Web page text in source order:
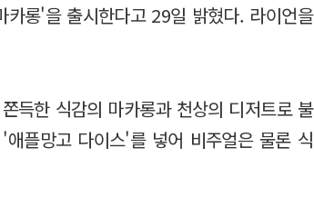
롱'을 출시한다고 29일 밝혔다. 라이언을
득한 식감의 마카롱과 천상의 디저트로 불
플망고 다이스'를 넣어 비주얼은 물론 식